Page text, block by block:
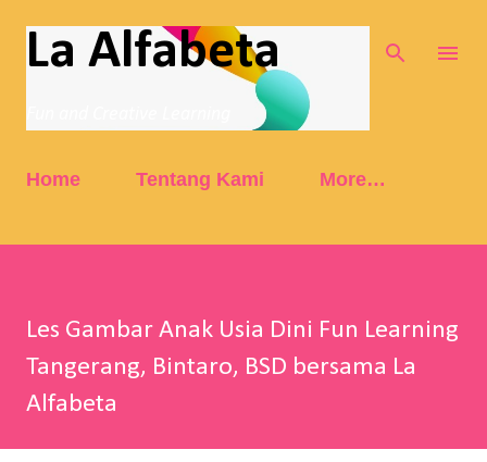
Skip to main content
La Alfabeta
Home Tentang Kami More…
Les Gambar Anak Usia Dini Fun Learning
Tangerang, Bintaro, BSD bersama La
Alfabeta